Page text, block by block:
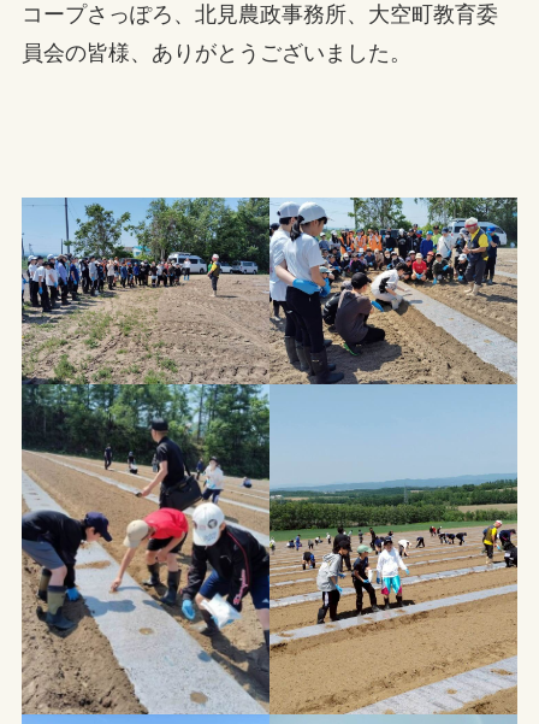
コープさっぽろ、北見農政事務所、大空町教育委
員会の皆様、ありがとうございました。